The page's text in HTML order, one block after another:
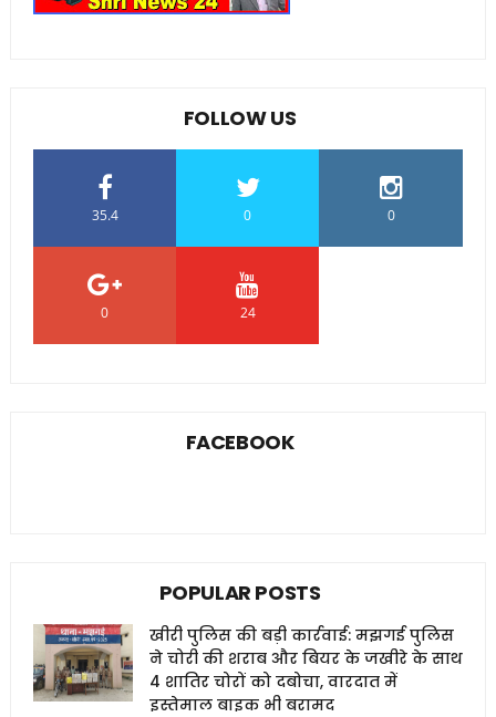
FOLLOW US
35.4 0 0
0 24
FACEBOOK
POPULAR POSTS
खीरी पुलिस की बड़ी कार्रवाई: मझगई पुलिस
ने चोरी की शराब और बियर के जखीरे के साथ
4 शातिर चोरों को दबोचा, वारदात में
इस्तेमाल बाइक भी बरामद